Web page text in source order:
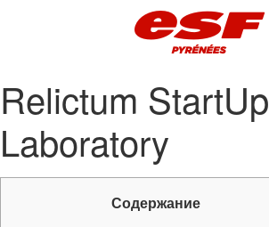
Relictum StartUp
Laboratory
Содержание